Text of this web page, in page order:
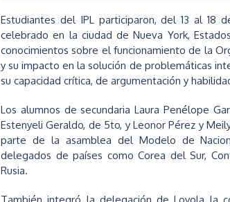
Estudiantes del IPL participaron, del 13 al 18
celebrado en la ciudad de Nueva York,
conocimientos sobre el funcionamiento de la
y su impacto en la solución de problemáticas
su capacidad crítica, de argumentación y
Los alumnos de secundaria Laura Penélope
Estenyeli Geraldo, de 5to, y Leonor Pérez y
parte de la asamblea del Modelo de
delegados de países como Corea del Sur,
Rusia.